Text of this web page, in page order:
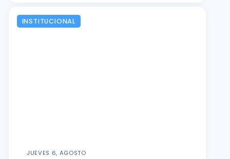
INSTITUCIONAL
JUEVES 6, AGOSTO